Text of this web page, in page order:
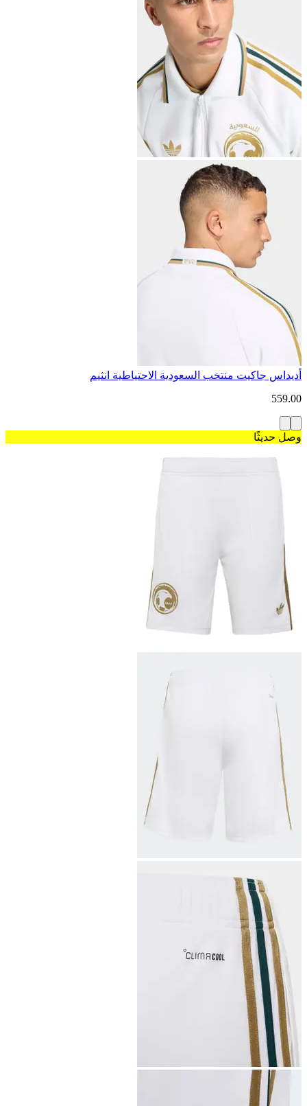
أديداس جاكيت منتخب السعودية الاحتياطية انثيم
559.00
وصل حديثًا